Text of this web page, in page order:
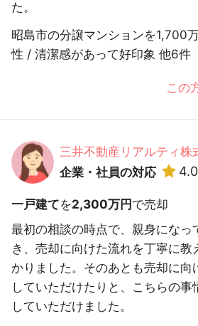
た。
昭島市の分譲マンションを1,700
性 / 清潔感があって好印象 他6件
この
三井不動産リアルティ株
企業・社員の対応
4.0
一戸建てを2,300万円 で売却
最初の相談の時点で、親身になっ
き、売却に向けた流れを丁寧に教
かりました。そのあとも売却に向
していただけたりと、こちらの事
していただけました。